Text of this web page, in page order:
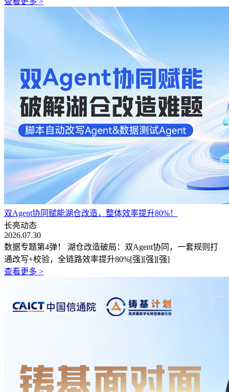
双Agent协同赋能湖仓改造，整体效率提升80%！
长亮动态
2026.07.30
数据专题第4弹！ 湖仓改造破局：双Agent协同，一套规则打
通改写+校验，全链路效率提升80%[强][强][强]
查看更多 >